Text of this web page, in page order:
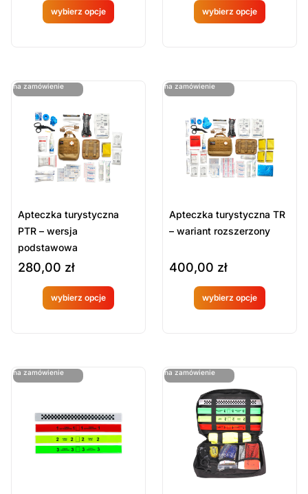
wybierz opcje
Produkt
na
zamówien
wybierz opcje
Produkt
na
zamówien
na zamówienie
ostatnie sztuki
Apteczka turystyczna
PTR – wersja
podstawowa
280,00 zł
wybierz opcje
Produkt
na
zamówien
na zamówienie
ostatnie sztuki
Apteczka turystyczna TR
– wariant rozszerzony
400,00 zł
wybierz opcje
Produkt
na
zamówien
na zamówienie
ostatnie sztuki na zamówienie
ostatnie sztuki